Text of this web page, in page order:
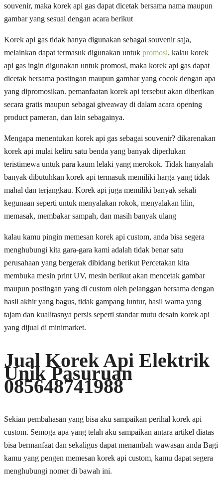
souvenir, maka korek api gas dapat dicetak bersama nama maupun
gambar yang sesuai dengan acara berikut
Korek api gas tidak hanya digunakan sebagai souvenir saja,
melainkan dapat termasuk digunakan untuk promosi. kalau korek
api gas ingin digunakan untuk promosi, maka korek api gas dapat
dicetak bersama postingan maupun gambar yang cocok dengan apa
yang dipromosikan. pemanfaatan korek api tersebut akan diberikan
secara gratis maupun sebagai giveaway di dalam acara opening
product pameran, dan lain sebagainya.
Mengapa menentukan korek api gas sebagai souvenir? dikarenakan
korek api mulai keliru satu benda yang banyak diperlukan
teristimewa untuk para kaum lelaki yang merokok. Tidak hanyalah
banyak dibutuhkan korek api termasuk memiliki harga yang tidak
mahal dan terjangkau. Korek api juga memiliki banyak sekali
kegunaan seperti untuk menyalakan rokok, menyalakan lilin,
memasak, membakar sampah, dan masih banyak ulang
kalau kamu pingin memesan korek api custom, anda bisa segera
menghubungi kita gara-gara kami adalah tidak benar satu
perusahaan yang bergerak dibidang berikut Percetakan kita
membuka mesin print UV, mesin berikut akan mencetak gambar
maupun postingan yang di custom oleh pelanggan bersama dengan
hasil akhir yang bagus, tidak gampang luntur, hasil warna yang
tajam dan kualitasnya persis seperti standar mutu desain korek api
yang dijual di minimarket.
Jual Korek Api Elektrik
Unik Pasuruan
085648741988
Sekian pembahasan yang bisa aku sampaikan perihal korek api
custom. Semoga apa yang telah aku sampaikan antara artikel diatas
bisa bermanfaat dan sekaligus dapat menambah wawasan anda Bagi
kamu yang pengen memesan korek api custom, kamu dapat segera
menghubungi nomer di bawah ini.